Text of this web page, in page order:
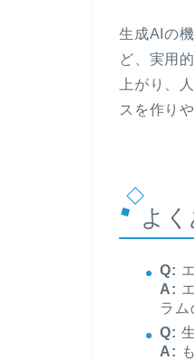
生成AIの
ど、実用
上がり、
スを作り
よ
Q:
A:
ラム
Q:
A: